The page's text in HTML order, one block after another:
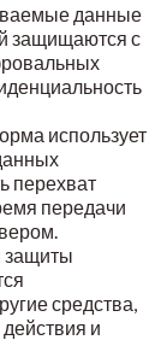
данные
защищаются с
использует
перехват
передачи
защиты
средства,
и